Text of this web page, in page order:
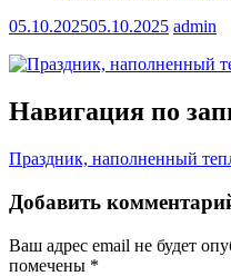
05.10.202505.10.2025 admin
Навигация по
Праздник, наполненный
Добавить
Ваш адрес email не будет
помечены *